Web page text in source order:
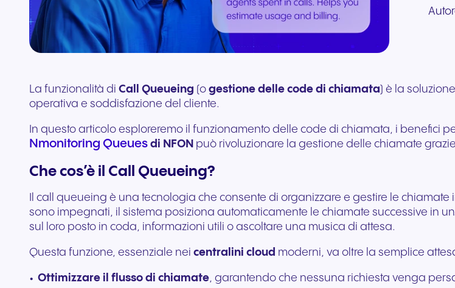
aggiuntivi
Collega Teams e CRM
interruzioni su ogni
dispositivo. Audio ad alta
un’esperienza migliore del
paziente e un’erogazione
più efficace delle cure.
in co-branding, ti forniamo
gli strumenti necessari per
vendite
Richiedi una consulenza
gratuita per scoprire come i
La funzionalità di Call Queueing (o gestione delle code di chiamata) è la
operativa e soddisfazione del cliente.
In questo articolo esploreremo il funzionamento delle code di chiamata, i benefici
Nmonitoring Queues di NFON può rivoluzionare la gestione delle chiamate
Che cos’è il Call Queueing?
Il call queueing è una tecnologia che consente di organizzare e gestire le
sono impegnati, il sistema posiziona automaticamente le chiamate successive in
sul loro posto in coda, informazioni utili o ascoltare una musica di attesa.
Questa funzione, essenziale nei centralini cloud moderni, va oltre la semplice
Ottimizzare il flusso di chiamate, garantendo che nessuna richiesta venga